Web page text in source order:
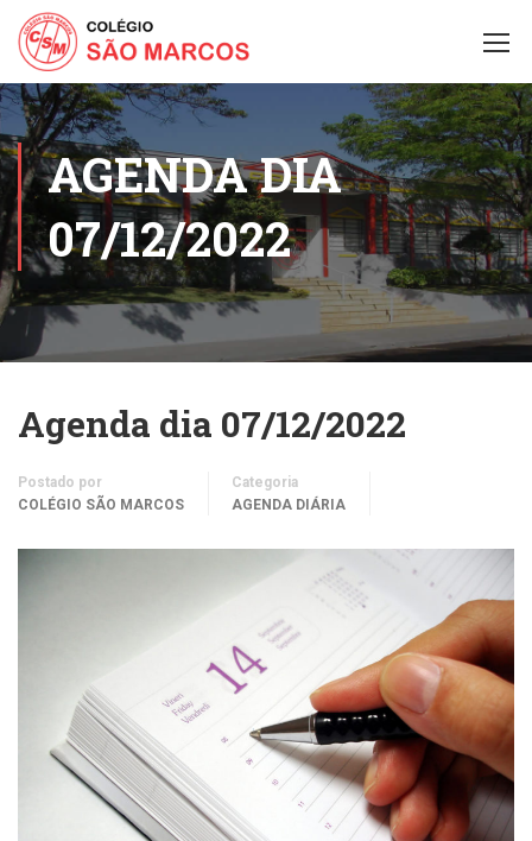
AGENDA DIA
07/12/2022
Agenda dia 07/12/2022
Postado por
COLÉGIO SÃO MARCOS
Categoria
AGENDA DIÁRIA